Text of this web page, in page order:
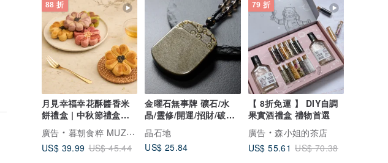
88 折
月見幸福幸花酥醬香米
餅禮盒 | 中秋節禮盒預
購 企業贈禮
廣告
暮朝食粹 MUZHAO
US$ 39.99 US$ 45.44
金曜石無事牌 礦石/水
晶/靈修/開運/招財/破煞/
防小人
晶石地
US$ 25.84
79 折
【 8折免運 】 DIY自調
果實酒禮盒 禮物首選
廣告
森小姐的茶店
US$ 55.61 US$ 70.38